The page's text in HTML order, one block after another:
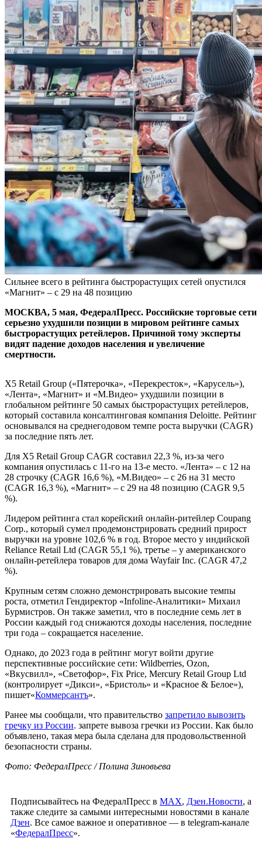
Сильнее всего в рейтинга быстрорастущих сетей опустился
«Магнит» – с 29 на 48 позицию
МОСКВА, 5 мая, ФедералПресс. Российские торговые сети
серьезно ухудшили позиции в мировом рейтинге самых
быстрорастущих ретейлеров. Причиной тому эксперты
видят падение доходов населения и увеличение
смертности.
X5 Retail Group («Пятерочка», «Перекресток», «Карусель»),
«Лента», «Магнит» и «М.Видео» ухудшили позиции в
глобальном рейтинге 50 самых быстрорастущих ретейлеров,
который составила консалтинговая компания Deloitte. Рейтинг
основывался на среднегодовом темпе роста выручки (CAGR)
за последние пять лет.
Для X5 Retail Group CAGR составил 22,3 %, из-за чего
компания опустилась с 11-го на 13-е место. «Лента» – с 12 на
28 строчку (CAGR 16,6 %), «М.Видео» – с 26 на 31 место
(CAGR 16,3 %), «Магнит» – с 29 на 48 позицию (CAGR 9,5
%).
Лидером рейтинга стал корейский онлайн-ритейлер Coupang
Corp., который сумел продемонстрировать средний прирост
выручки на уровне 102,6 % в год. Второе место у индийской
Reliance Retail Ltd (CAGR 55,1 %), третье – у американского
онлайн-ретейлера товаров для дома Wayfair Inc. (CAGR 47,2
%).
Крупным сетям сложно демонстрировать высокие темпы
роста, отметил Гендиректор «Infoline-Аналитики» Михаил
Бурмистров. Он также заметил, что в последние семь лет в
России каждый год снижаются доходы населения, последние
три года – сокращается население.
Однако, до 2023 года в рейтинг могут войти другие
перспективные российские сети: Wildberries, Ozon,
«Вкусвилл», «Светофор», Fix Price, Mercury Retail Group Ltd
(контролирует «Дикси», «Бристоль» и «Красное & Белое»),
пишет«Коммерсантъ».
Ранее мы сообщали, что правительство запретило вывозить
гречку из России. запрете вывоза гречки из России. Как было
объявлено, такая мера была сделана для продовольственной
безопасности страны.
Фото: ФедералПресс / Полина Зиновьева
Подписывайтесь на ФедералПресс в МАХ, Дзен.Новости, а
также следите за самыми интересными новостями в канале
Дзен. Все самое важное и оперативное — в telegram-канале
«ФедералПресс».